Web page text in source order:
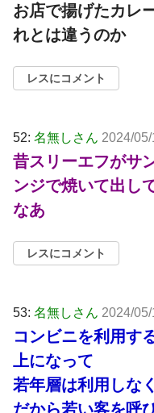
お店で揚げたカレ
れとは違うのか
レスにコメント
52: 名無しさん 2024/
昔スリーエフがサ
ンジで焼いて出し
なあ
レスにコメント
53: 名無しさん 2024/
コンビニを利用す
上になって
若年層は利用しな
だから若い客を呼